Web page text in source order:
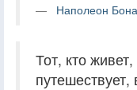
Наполеон
Тот, кто